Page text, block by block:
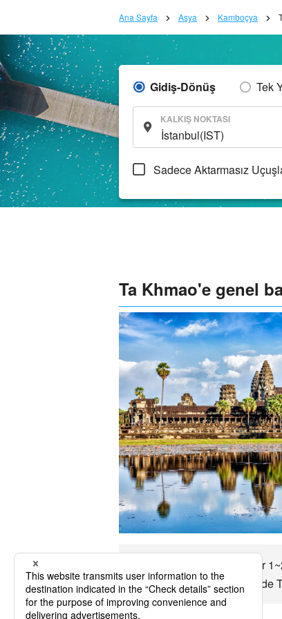
Ana Sayfa Asya Kamboçya
Gidiş-Dönüş Tek
KALKIŞ NOKTASI
Sadece Aktarmasız
Ta Khmao'e genel
Uçaklara Ta Khmao'e kadar
öğrenin ve anlamlı bir şekilde